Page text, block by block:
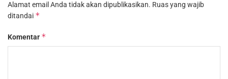
Alamat email Anda tidak akan dipublikasikan. Ruas yang wajib
ditandai *
Komentar *